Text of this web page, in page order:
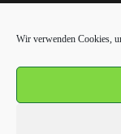
Wir verwenden Cookies,